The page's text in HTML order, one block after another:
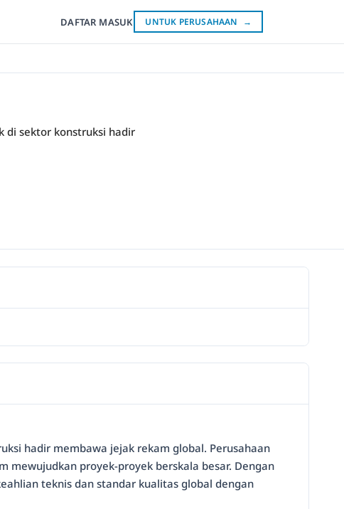
DAFTAR MASUK UNTUK PERUSAHAAN →
di sektor konstruksi hadir
hadir membawa jejak rekam global. Perusahaan
proyek-proyek berskala besar. Dengan
teknis dan standar kualitas global dengan